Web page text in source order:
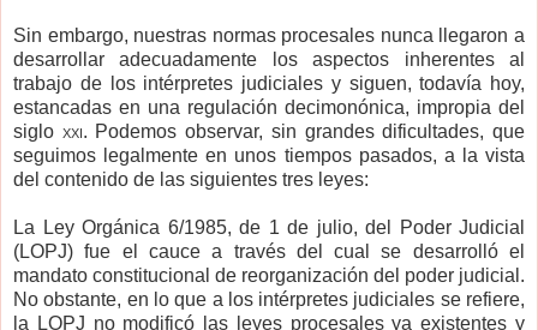
Sin embargo, nuestras normas procesales nunca llegaron a
desarrollar adecuadamente los aspectos inherentes al
trabajo de los intérpretes judiciales y siguen, todavía hoy,
estancadas en una regulación decimonónica, impropia del
siglo xxi. Podemos observar, sin grandes dificultades, que
seguimos legalmente en unos tiempos pasados, a la vista
del contenido de las siguientes tres leyes:
La Ley Orgánica 6/1985, de 1 de julio, del Poder Judicial
(LOPJ) fue el cauce a través del cual se desarrolló el
mandato constitucional de reorganización del poder judicial.
No obstante, en lo que a los intérpretes judiciales se refiere,
la LOPJ no modificó las leyes procesales ya existentes y